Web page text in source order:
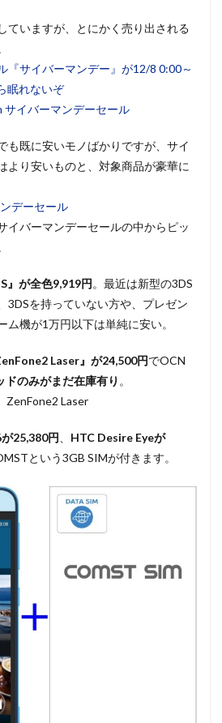
ていますが、とにかく売り出される
『サイバーマンデー』が12/8 0:00～
眠れないぞ
も既に安いモノばかりですが、サイ
より安いものと、対象商品が豪華に
デーセール
イバーマンデーセールの中からピッ
』が全色9,919円。最近は新型の3DS
3DSを持っていない方や、プレゼン
ム機が1万円以下は単純に安い。
Laser』が24,500円でOCN
ドのみがまだ在庫有り 。
25,380円
HTC Desire Eyeが
という3GB SIMが付きます。